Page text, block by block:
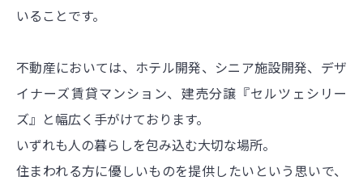
いることです。
不動産においては、ホテル開発、シニア施設開発、デザ
イナーズ賃貸マンション、建売分譲『セルツェシリー
ズ』と幅広く手がけております。
いずれも人の暮らしを包み込む大切な場所。
住まわれる方に優しいものを提供したいという思いで、